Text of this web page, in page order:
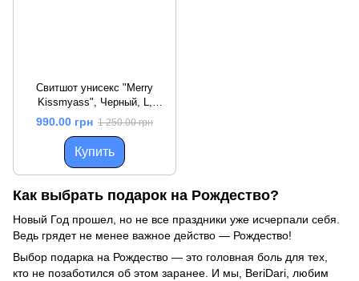
Свитшот унисекс "Merry
Kissmyass", Черный, L,
английский
990.00 грн 1 250.00 грн
Купить
Как выбрать подарок на Рождество?
Новый Год прошел, но не все праздники уже исчерпали себя.
Ведь грядет не менее важное действо — Рождество!
Выбор подарка на Рождество — это головная боль для тех,
кто не позаботился об этом заранее. И мы, BeriDari, любим